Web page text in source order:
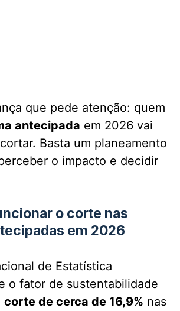
que pede atenção: quem
antecipada em 2026 vai
Basta um planeamento
o impacto e decidir
o corte nas
em 2026
de Estatística
o fator de sustentabilidade
corte de cerca de 16,9% nas